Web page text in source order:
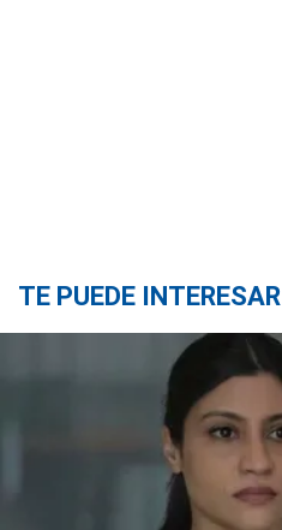
TE PUEDE INTERESAR